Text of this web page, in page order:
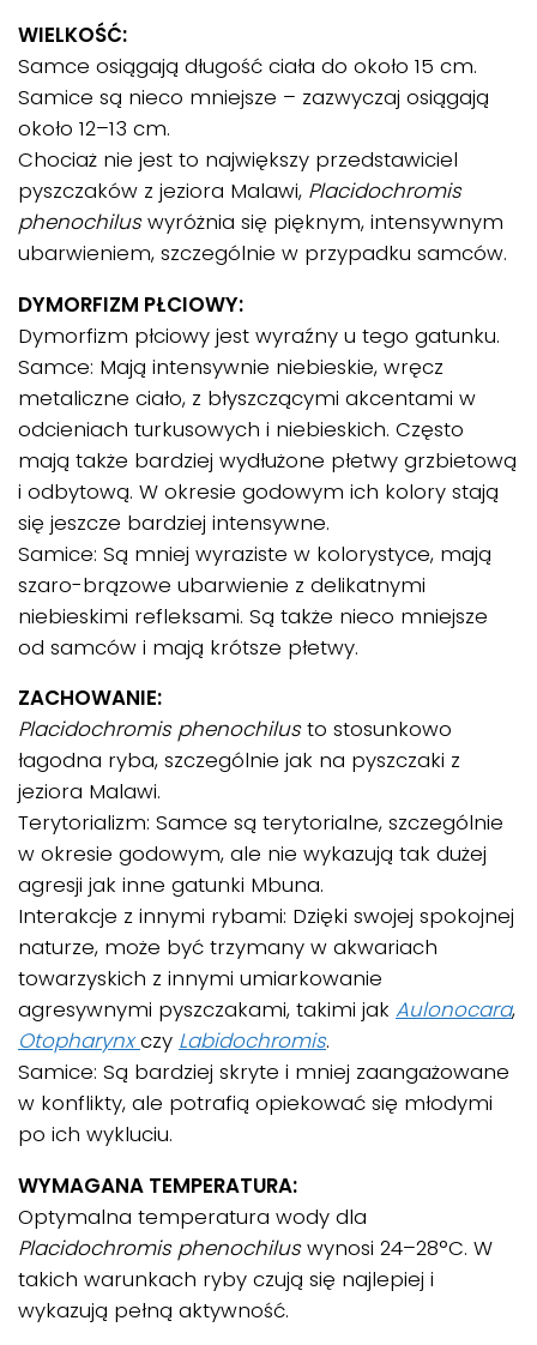
WIELKOŚĆ:
Samce osiągają długość ciała do około 15 cm.
Samice są nieco mniejsze – zazwyczaj osiągają
około 12–13 cm.
Chociaż nie jest to największy przedstawiciel
pyszczaków z jeziora Malawi, Placidochromis
phenochiluswyróżnia się pięknym, intensywnym
ubarwieniem, szczególnie w przypadku samców.
DYMORFIZM PŁCIOWY:
Dymorfizm płciowy jest wyraźny u tego gatunku.
Samce: Mają intensywnie niebieskie, wręcz
metaliczne ciało, z błyszczącymi akcentami w
odcieniach turkusowych i niebieskich. Często
mają także bardziej wydłużone płetwy grzbietową
i odbytową. W okresie godowym ich kolory stają
się jeszcze bardziej intensywne.
Samice: Są mniej wyraziste w kolorystyce, mają
szaro-brązowe ubarwienie z delikatnymi
niebieskimi refleksami. Są także nieco mniejsze
od samców i mają krótsze płetwy.
ZACHOWANIE:
Placidochromis phenochilusto stosunkowo
łagodna ryba, szczególnie jak na pyszczaki z
jeziora Malawi.
Terytorializm: Samce są terytorialne, szczególnie
w okresie godowym, ale nie wykazują tak dużej
agresji jak inne gatunki Mbuna.
Interakcje z innymi rybami: Dzięki swojej spokojnej
naturze, może być trzymany w akwariach
towarzyskich z innymi umiarkowanie
agresywnymi pyszczakami, takimi jak Aulonocara,
Otopharynxczy Labidochromis.
Samice: Są bardziej skryte i mniej zaangażowane
w konflikty, ale potrafią opiekować się młodymi
po ich wykluciu.
WYMAGANA TEMPERATURA:
Optymalna temperatura wody dla
Placidochromis phenochiluswynosi 24–28°C. W
takich warunkach ryby czują się najlepiej i
wykazują pełną aktywność.